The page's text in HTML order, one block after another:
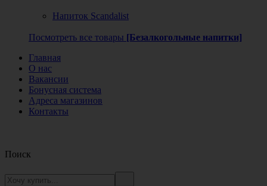
Напиток Scandalist
Посмотреть все товары [Безалкогольные напитки]
Главная
О нас
Вакансии
Бонусная система
Адреса магазинов
Контакты
Поиск